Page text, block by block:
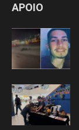
APOIO